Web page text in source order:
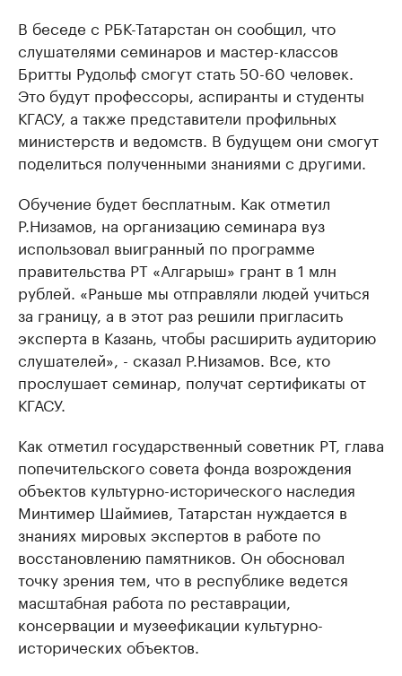
В беседе с РБК-Татарстан он сообщил, что
слушателями семинаров и мастер-классов
Бритты Рудольф смогут стать 50-60 человек.
Это будут профессоры, аспиранты и студенты
КГАСУ, а также представители профильных
министерств и ведомств. В будущем они смогут
поделиться полученными знаниями с другими.
Обучение будет бесплатным. Как отметил
Р.Низамов, на организацию семинара вуз
использовал выигранный по программе
правительства РТ «Алгарыш» грант в 1 млн
рублей. «Раньше мы отправляли людей учиться
за границу, а в этот раз решили пригласить
эксперта в Казань, чтобы расширить аудиторию
слушателей», - сказал Р.Низамов. Все, кто
прослушает семинар, получат сертификаты от
КГАСУ.
Как отметил государственный советник РТ, глава
попечительского совета фонда возрождения
объектов культурно-исторического наследия
Минтимер Шаймиев, Татарстан нуждается в
знаниях мировых экспертов в работе по
восстановлению памятников. Он обосновал
точку зрения тем, что в республике ведется
масштабная работа по реставрации,
консервации и музеефикации культурно-
исторических объектов.